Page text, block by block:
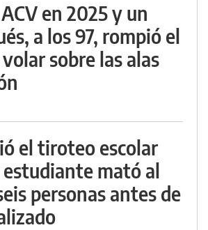
en 2025 y un
a los 97, rompió el
sobre las alas
el tiroteo escolar
mató al
personas antes de